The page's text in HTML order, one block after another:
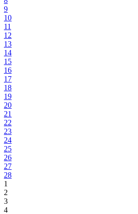
9
10
11
12
13
14
15
16
17
18
19
20
21
22
23
24
25
26
27
28
1
2
3
4